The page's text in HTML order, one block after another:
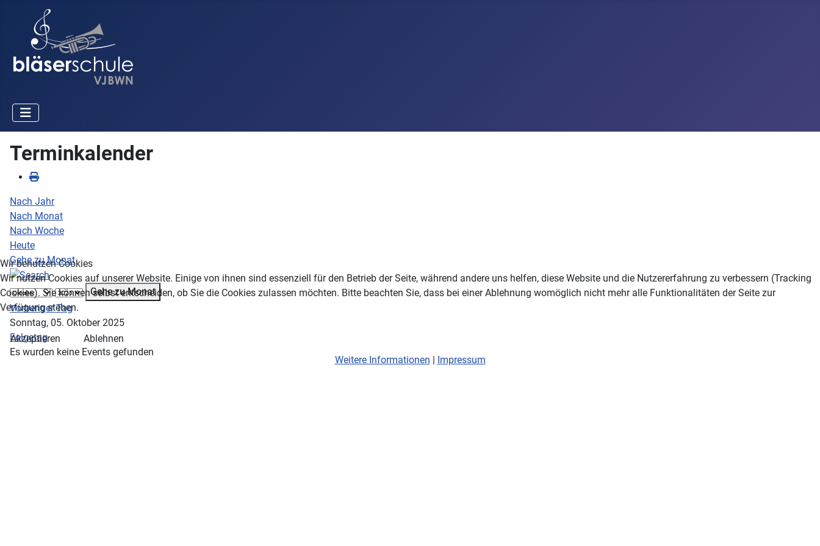
Terminkalender
Nach Jahr
Nach Monat
Nach Woche
Heute
Gehe zu Monat
Gehe zu Monat
Vorheriger Tag
Sonntag, 05. Oktober 2025
Folgetag
Es wurden keine Events gefunden
Wir benutzen Cookies
Wir nutzen Cookies auf unserer Website. Einige von ihnen sind essenziell für den Betrieb der Seite, während andere uns helfen, diese Website und die Nutzererfahrung zu verbessern (Tracking
Cookies). Sie können selbst entscheiden, ob Sie die Cookies zulassen möchten. Bitte beachten Sie, dass bei einer Ablehnung womöglich nicht mehr alle Funktionalitäten der Seite zur
Verfügung stehen.
Akzeptieren
Ablehnen
Weitere Informationen | Impressum